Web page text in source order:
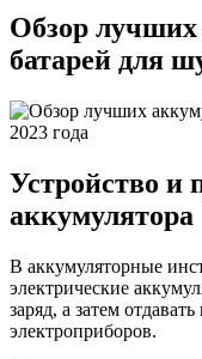
Обзор
батарей для
Устройство и
аккумулятора
В аккумуляторные
электрические
заряд, а затем
электроприборов.